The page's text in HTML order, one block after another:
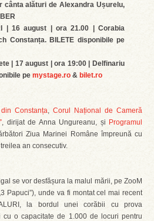
cânta alături de Alexandra Ușurelu,
| 16 august | ora 21.00 | Corabia
Constanța. BILETE disponibile pe
| 17 august | ora 19:00 | Delfinariu
pe mystage.ro & bilet.ro
Constanța, Corul Național de Cameră
, dirijat de Anna Ungureanu, și Programul
Ziua Marinei Române împreună cu
an consecutiv.
se vor desfășura la malul mării, pe ZooM
Papuci”), unde va fi montat cel mai recent
la bordul unei corăbii cu prova
o capacitate de 1.000 de locuri pentru